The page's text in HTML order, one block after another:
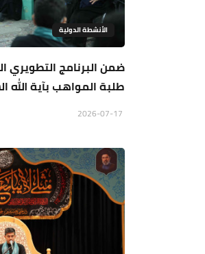
الأنشطة الدولية
ضمن البرنامج التطويري
طلبة المواهب بآية الله